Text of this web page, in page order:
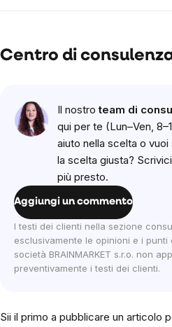
Centro di
Il nostroteam di
qui per te (Lun–Ven,
aiuto nella scelta o
la scelta giusta?
più presto.
Aggiungi un commento
I testi dei clienti nella sezione
esclusivamente le opinioni e i punti
società BRAINMARKET s.r.o. non
preventivamente i testi dei clienti.
Sii il primo a pubblicare un articolo